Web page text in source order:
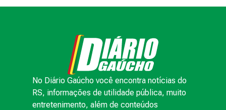
No Diário Gaúcho você encontra notícias do
RS, informações de utilidade pública, muito
entretenimento, além de conteúdos